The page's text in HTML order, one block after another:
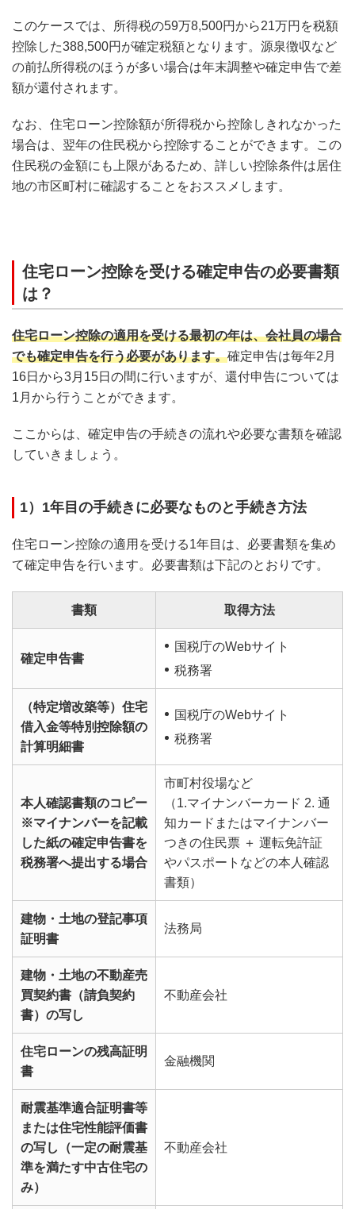
このケースでは、所得税の59万8,500円から21万円を税額
控除した388,500円が確定税額となります。源泉徴収など
の前払所得税のほうが多い場合は年末調整や確定申告で差
額が還付されます。
なお、住宅ローン控除額が所得税から控除しきれなかった
場合は、翌年の住民税から控除することができます。この
住民税の金額にも上限があるため、詳しい控除条件は居住
地の市区町村に確認することをおススメします。
住宅ローン控除を受ける確定申告の必要書類
は？
住宅ローン控除の適用を受ける最初の年は、会社員の場合
でも確定申告を行う必要があります。確定申告は毎年2月
16日から3月15日の間に行いますが、還付申告については
1月から行うことができます。
ここからは、確定申告の手続きの流れや必要な書類を確認
していきましょう。
1）1年目の手続きに必要なものと手続き方法
住宅ローン控除の適用を受ける1年目は、必要書類を集め
て確定申告を行います。必要書類は下記のとおりです。
書類 取得方法
確定申告書
国税庁のWebサイト
税務署
（特定増改築等）住宅
借入金等特別控除額の
計算明細書
国税庁のWebサイト
税務署
本人確認書類のコピー
※マイナンバーを記載
した紙の確定申告書を
税務署へ提出する場合
市町村役場など
（1.マイナンバーカード 2. 通
知カードまたはマイナンバー
つきの住民票 ＋ 運転免許証
やパスポートなどの本人確認
書類）
建物・土地の登記事項
証明書
法務局
建物・土地の不動産売
買契約書（請負契約
書）の写し
不動産会社
住宅ローンの残高証明
書
金融機関
耐震基準適合証明書等
または住宅性能評価書
の写し（一定の耐震基
準を満たす中古住宅の
み）
不動産会社